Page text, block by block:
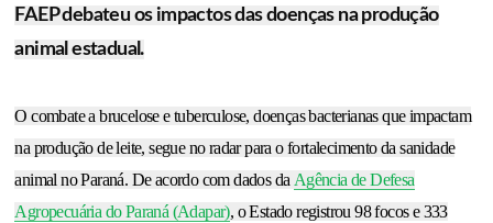
FAEP debateu os impactos das doenças na produção
animal estadual.
O combate a brucelose e tuberculose, doenças bacterianas que impactam
na produção de leite, segue no radar para o fortalecimento da sanidade
animal no Paraná. De acordo com dados da Agência de Defesa
Agropecuária do Paraná (Adapar), o Estado registrou 98 focos e 333